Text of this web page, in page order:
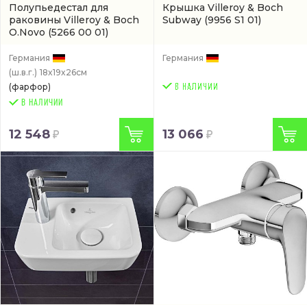
Полупьедестал для
раковины Villeroy & Boch
O.Novo (5266 00 01)
Германия
(ш.в.г.) 18x19x26см
(фарфор)
В НАЛИЧИИ
12 548
Крышка Villeroy & Boch
Subway (9956 S1 01)
Германия
13 066